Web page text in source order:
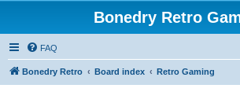
Bonedry Retro
FAQ
Bonedry Retro Board index Retro Gaming